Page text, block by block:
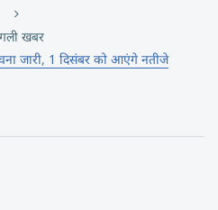
खबर
जारी, 1 दिसंबर को आएंगे नतीजे